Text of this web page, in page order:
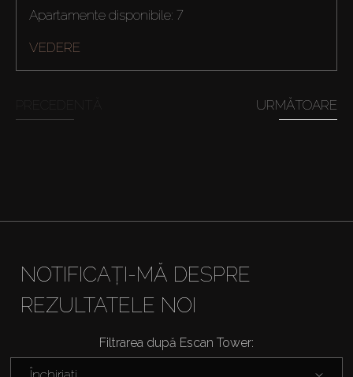
Închiriați
Apartamente disponibile: 7
VEDERE
URMĂTOARE
NOTIFICAȚI-MĂ DESPRE
REZULTATELE NOI
Filtrarea după Escan Tower: